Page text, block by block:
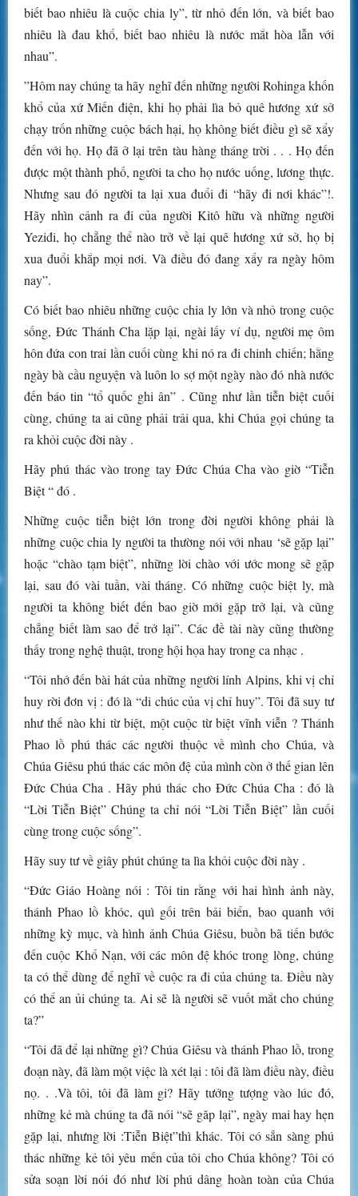
biết bao nhiêu là cuộc chia ly”, từ nhỏ đến lớn, và biết bao
nhiêu là đau khổ, biết bao nhiêu là nước mắt hòa lẫn với
nhau”.
”Hôm nay chúng ta hãy nghĩ đến những người Rohinga khốn
khổ của xứ Miến điện, khi họ phải lìa bỏ quê hương xứ sở
chạy trốn những cuộc bách hại, họ không biết điều gì sẽ xẩy
đến với họ. Họ đã ở lại trên tàu hàng tháng trời . . . Họ đến
được một thành phố, người ta cho họ nước uống, lương thực.
Nhưng sau đó người ta lại xua đuổi đi “hãy đi nơi khác”!.
Hãy nhìn cảnh ra đi của người Kitô hữu và những người
Yeziđi, họ chẳng thể nào trở về lại quê hương xứ sở, họ bị
xua đuổi khắp mọi nơi. Và điều đó đang xẩy ra ngày hôm
nay”.
Có biết bao nhiêu những cuộc chia ly lớn và nhỏ trong cuộc
sống, Đức Thánh Cha lặp lại, ngài lấy ví dụ, người mẹ ôm
hôn đứa con trai lần cuối cùng khi nó ra đi chinh chiến; hằng
ngày bà cầu nguyện và luôn lo sợ một ngày nào đó nhà nước
đến báo tin “tổ quốc ghi ân” . Cũng như lần tiễn biệt cuối
cùng, chúng ta ai cũng phải trải qua, khi Chúa gọi chúng ta
ra khỏi cuộc đời này .
Hãy phú thác vào trong tay Đức Chúa Cha vào giờ “Tiễn
Biệt “ đó .
Những cuộc tiễn biệt lớn trong đời người không phải là
những cuộc chia ly người ta thường nói với nhau ‘sẽ gặp lại”
hoặc “chào tạm biệt”, những lời chào với ước mong sẽ gặp
lại, sau đó vài tuần, vài tháng. Có những cuộc biệt ly, mà
người ta không biết đến bao giờ mới gặp trở lại, và cũng
chẳng biết làm sao để trở lại”. Các đề tài này cũng thường
thấy trong nghệ thuật, trong hội họa hay trong ca nhạc .
“Tôi nhớ đến bài hát của những người lính Alpins, khi vị chỉ
huy rời đơn vị : đó là “di chúc của vị chỉ huy”. Tôi đã suy tư
như thế nào khi từ biệt, một cuộc từ biệt vĩnh viễn ? Thánh
Phao lồ phú thác các người thuộc về mình cho Chúa, và
Chúa Giêsu phú thác các môn đệ của mình còn ở thế gian lên
Đức Chúa Cha . Hãy phú thác cho Đức Chúa Cha : đó là
“Lời Tiễn Biệt” Chúng ta chỉ nói “Lời Tiễn Biệt” lần cuối
cùng trong cuộc sống”.
Hãy suy tư về giây phút chúng ta lìa khỏi cuộc đời này .
“Đức Giáo Hoàng nói : Tôi tin rằng với hai hình ảnh này,
thánh Phao lồ khóc, quì gối trên bải biển, bao quanh với
những kỳ mục, và hình ảnh Chúa Giêsu, buồn bã tiến bước
đến cuộc Khổ Nạn, với các môn đệ khóc trong lòng, chúng
ta có thể dùng để nghĩ về cuộc ra đi của chúng ta. Điều này
có thể an ủi chúng ta. Ai sẽ là người sẽ vuốt mắt cho chúng
ta?”
“Tôi đã để lại những gì? Chúa Giêsu và thánh Phao lồ, trong
đoạn này, đã làm một việc là xét lại : tôi đã làm điều này, điều
nọ. . .Và tôi, tôi đã làm gi? Hãy tưởng tượng vào lúc đó,
những kẻ mà chúng ta đã nói “sẽ găp lại”, ngày mai hay hẹn
gặp lại, nhưng lời :Tiễn Biệt”thì khác. Tôi có sẳn sàng phú
thác những kẻ tôi yêu mến của tôi cho Chúa không? Tôi có
sửa soạn lời nói đó như lời phú dâng hoàn toàn của Chúa